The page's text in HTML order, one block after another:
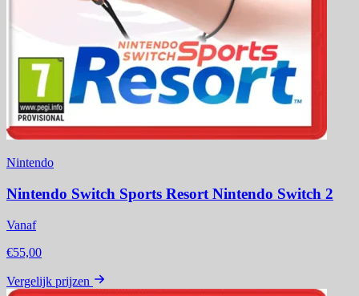
Nintendo
Nintendo Switch Sports Resort Nintendo Switch 2
Vanaf
€55,00
Vergelijk prijzen